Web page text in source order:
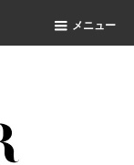
メニュー